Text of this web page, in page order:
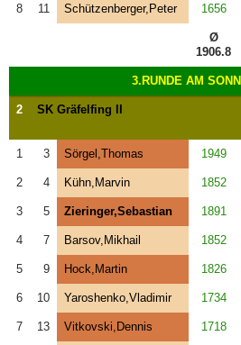
8 11 Schützenberger,Peter 1656
Ø
1906.8
3.RUNDE AM
2 SK Gräfelfing II
1 3 Sörgel,Thomas 1949
2 4 Kühn,Marvin 1852
3 5 Zieringer,Sebastian 1891
4 7 Barsov,Mikhail 1852
5 9 Hock,Martin 1826
6 10 Yaroshenko,Vladimir 1734
7 13 Vitkovski,Dennis 1718